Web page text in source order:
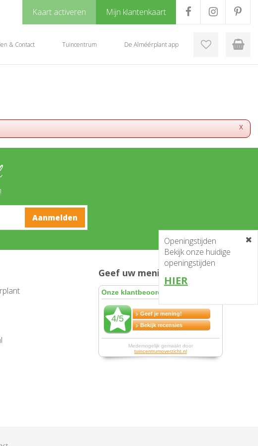
Kaart activeren Mijn klantenkaart
& Contact Tuincentrum De Alméérplant app
x
Geef uw mening en win!
Openingstijden
Bekijk onze huidige
openingstijden
HIER